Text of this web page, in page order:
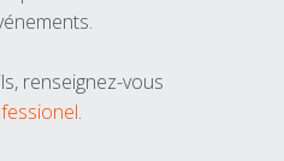
renseignez-vous
.